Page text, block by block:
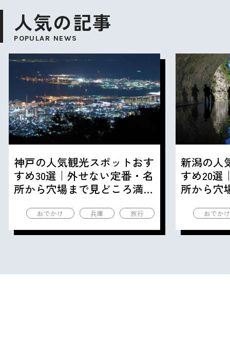
人気の記事
POPULAR NEWS
神戸の人気観光スポットおす
すめ30選｜外せない定番・名
所から穴場まで見どころ満載
おでかけ 兵庫 旅行
新潟の人
すめ20選
所から穴
おでか